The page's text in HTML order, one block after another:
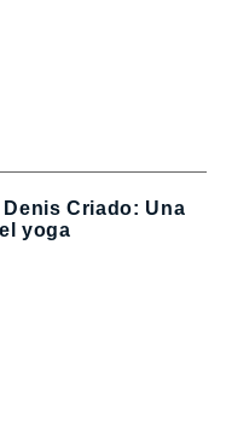
Criado: Una
yoga